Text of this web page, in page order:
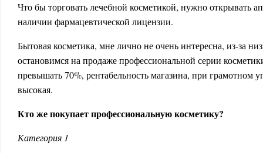
Что бы торговать лечебной косметикой, нужно открывать
наличии фармацевтической лицензии.
Бытовая косметика, мне лично не очень интересна, из-за
остановимся на продаже профессиональной серии
превышать 70%, рентабельность магазина, при грамотном
высокая.
Кто же покупает профессиональную косметику?
Категория 1